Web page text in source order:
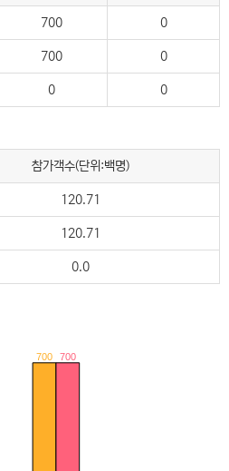
700 0
700 0
0 0
참가객수(단위:백명)
120.71
120.71
0.0
700 700